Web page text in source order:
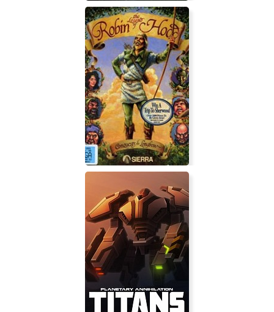
Dead Way
Conquests of the Longbow: The
Legend of Robin Hood